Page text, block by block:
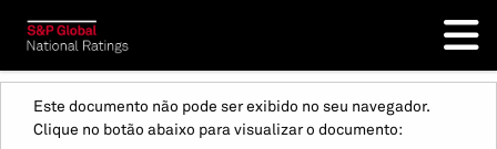
Este documento não pode ser exibido no seu navegador.
Clique no botão abaixo para visualizar o documento: